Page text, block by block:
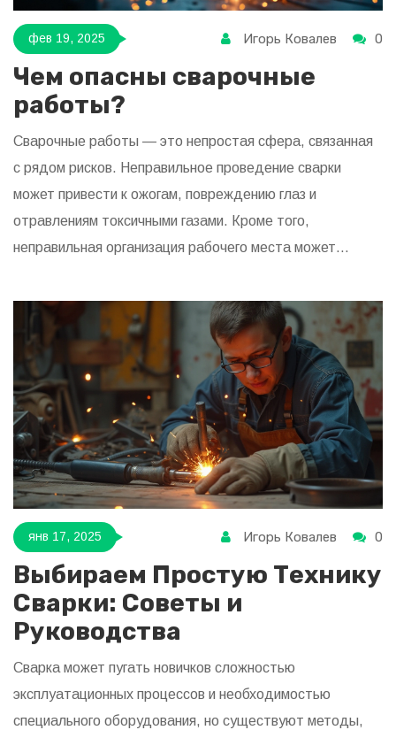
фев 19, 2025 Игорь Ковалев 0
Чем опасны сварочные
работы?
Сварочные работы — это непростая сфера, связанная
с рядом рисков. Неправильное проведение сварки
может привести к ожогам, повреждению глаз и
отравлениям токсичными газами. Кроме того,
неправильная организация рабочего места может
предосторожности и необходимые средства защиты
для безопасной работы.
янв 17, 2025 Игорь Ковалев 0
Выбираем Простую Технику
Сварки: Советы и
Руководства
Сварка может пугать новичков сложностью
эксплуатационных процессов и необходимостью
специального оборудования, но существуют методы,